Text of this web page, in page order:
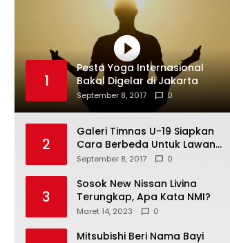
1
Pesta Yoga Internasional
Bakal Digelar di Jakarta
September 8, 2017 0
2
Galeri Timnas U-19 Siapkan
Cara Berbeda Untuk Lawan
Vietnam
September 8, 2017 0
3
Sosok New Nissan Livina
Terungkap, Apa Kata NMI?
Maret 14, 2023 0
Mitsubishi Beri Nama Bayi